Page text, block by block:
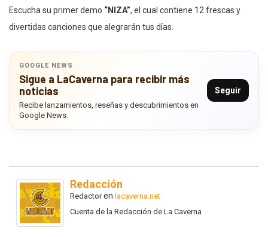
Escucha su primer demo “NIZA”, el cual contiene 12 frescas y
divertidas canciones que alegrarán tus días.
GOOGLE NEWS
Sigue a LaCaverna para recibir más
noticias
Recibe lanzamientos, reseñas y descubrimientos en
Google News.
Seguir
Redacción
Redactoren lacaverna.net
Cuenta de la Redacción de La Caverna